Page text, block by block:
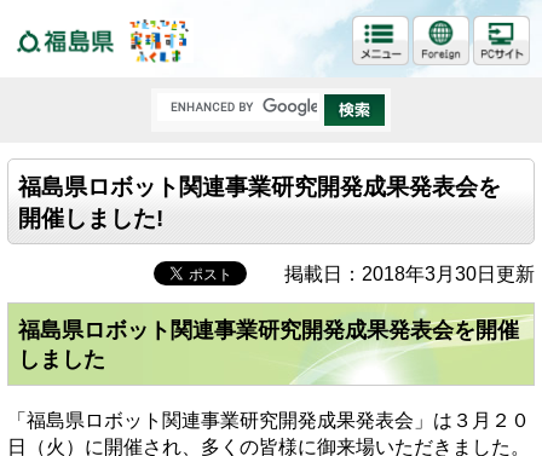
福島県ロボット関連事業研究開発成果発表会を
開催しました!
掲載日：2018年3月30日更新
福島県ロボット関連事業研究開発成果発表会を開催
しました
「福島県ロボット関連事業研究開発成果発表会」は３月２０
日（火）に開催され、多くの皆様に御来場いただきました。